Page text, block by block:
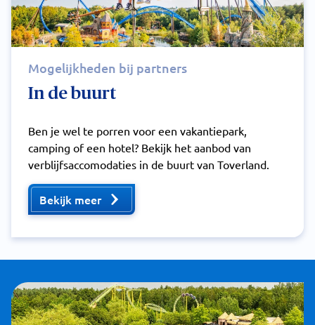
Mogelijkheden bij partners
In de buurt
Ben je wel te porren voor een vakantiepark,
camping of een hotel? Bekijk het aanbod van
verblijfsaccomodaties in de buurt van Toverland.
Bekijk meer